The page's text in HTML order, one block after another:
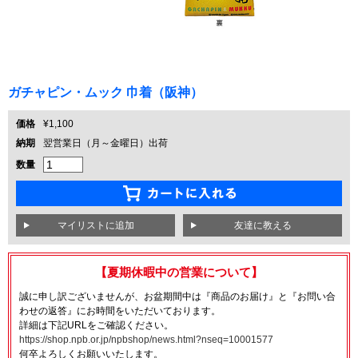
ガチャピン・ムック 巾着（阪神）
価格
¥1,100
納期
翌営業日（月～金曜日）出荷
数量
友達に教える
【夏期休暇中の営業について】
誠に申し訳ございませんが、お盆期間中は『商品のお届け』と『お問い合
わせの返答』にお時間をいただいております。
詳細は下記URLをご確認ください。
https://shop.npb.or.jp/npbshop/news.html?nseq=10001577
何卒よろしくお願いいたします。